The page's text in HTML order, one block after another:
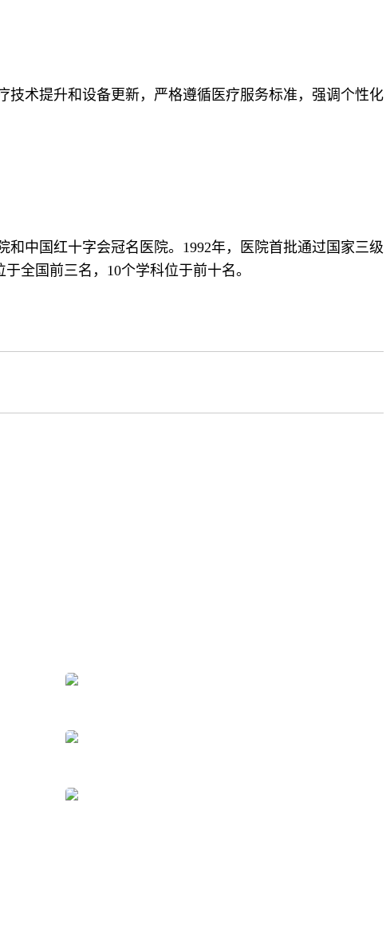
术提升和设备更新，严格遵循医疗服务标准，强调个性化
中国红十字会冠名医院。1992年，医院首批通过国家三级
全国前三名，10个学科位于前十名。